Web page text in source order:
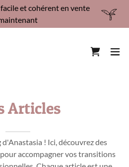
et cohérent en vente
Articles
! Ici, découvrez des
accompagner vos transitions